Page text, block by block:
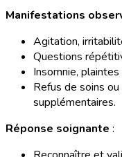
Manifestations
Agitation,
Questions
Insomnie,
Refus de soins
supplémentaires.
Réponse soignante :